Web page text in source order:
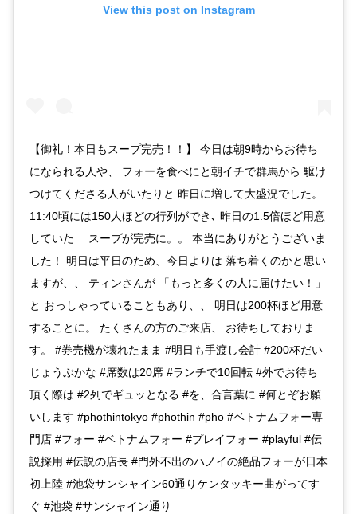
View this post on Instagram
【御礼！本日もスープ完売！！】 今日は朝9時からお待ち
になられる人や、 フォーを食べにと朝イチで群馬から 駆け
つけてくださる人がいたりと 昨日に増して大盛況でした。
11:40頃には150人ほどの行列ができ､ 昨日の1.5倍ほど用意
していた スープが完売に。。 本当にありがとうございま
した！ 明日は平日のため、今日よりは 落ち着くのかと思い
ますが、、 ティンさんが 「もっと多くの人に届けたい！」
と おっしゃっていることもあり、、 明日は200杯ほど用意
することに。 たくさんの方のご来店、 お待ちしておりま
す。 #券売機が壊れたまま #明日も手渡し会計 #200杯だい
じょうぶかな #席数は20席 #ランチで10回転 #外でお待ち
頂く際は #2列でギュッとなる #を、合言葉に #何とぞお願
いします #phothintokyo #phothin #pho #ベトナムフォー専
門店 #フォー #ベトナムフォー #プレイフォー #playful #伝
説採用 #伝説の店長 #門外不出のハノイの絶品フォーが日本
初上陸 #池袋サンシャイン60通りケンタッキー曲がってす
ぐ #池袋 #サンシャイン通り